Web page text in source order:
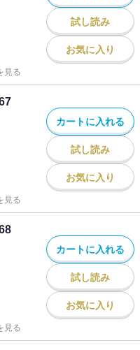
試し読み
お気に入り
見る
カートに入れる
試し読み
お気に入り
見る
カートに入れる
試し読み
お気に入り
見る